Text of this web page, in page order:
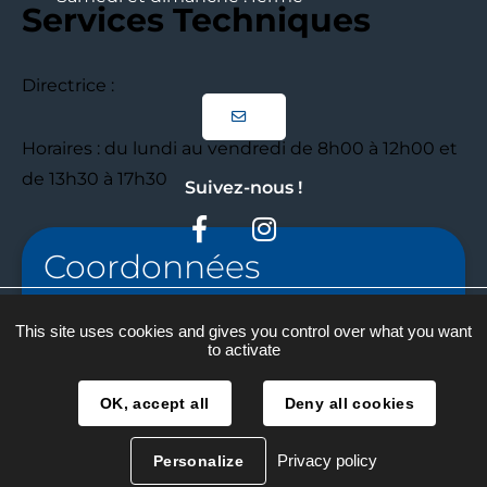
Services Techniques
Directrice :
Horaires : du lundi au vendredi de 8h00 à 12h00 et
de 13h30 à 17h30
Coordonnées
04.68.87.50.16
Suivez-nous !
Facebook
Instagram
Mentions légales
Traitement des données
Accessibilité
Réalisation :La Fabrique
This site uses cookies and gives you control over what you want
to activate
OK, accept all Deny all cookies
Personalize Privacy policy